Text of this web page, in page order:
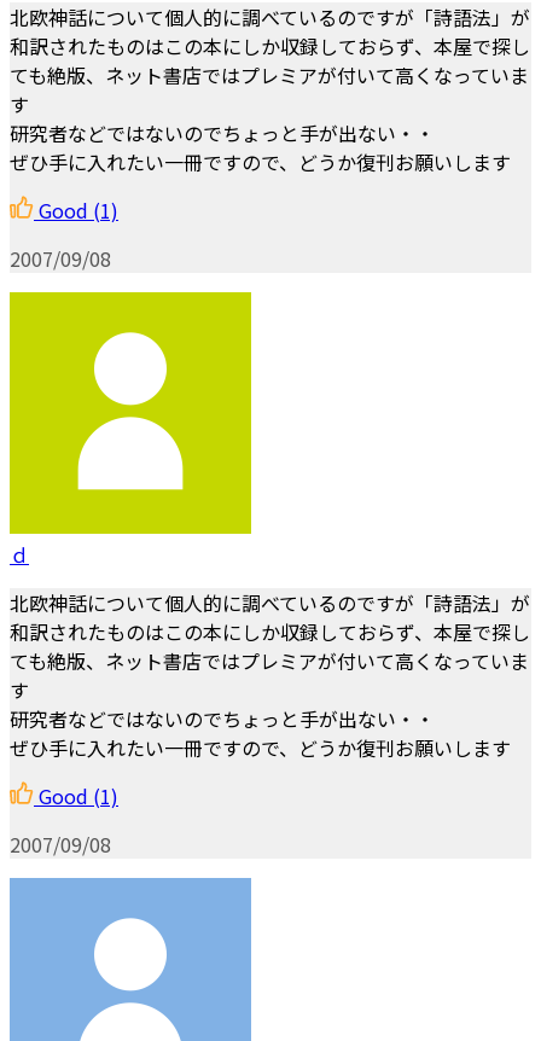
北欧神話について個人的に調べているのですが「詩語法」が
和訳されたものはこの本にしか収録しておらず、本屋で探し
ても絶版、ネット書店ではプレミアが付いて高くなっていま
す
研究者などではないのでちょっと手が出ない・・
ぜひ手に入れたい一冊ですので、どうか復刊お願いします
Good (1)
2007/09/08
ｄ
北欧神話について個人的に調べているのですが「詩語法」が
和訳されたものはこの本にしか収録しておらず、本屋で探し
ても絶版、ネット書店ではプレミアが付いて高くなっていま
す
研究者などではないのでちょっと手が出ない・・
ぜひ手に入れたい一冊ですので、どうか復刊お願いします
Good (1)
2007/09/08